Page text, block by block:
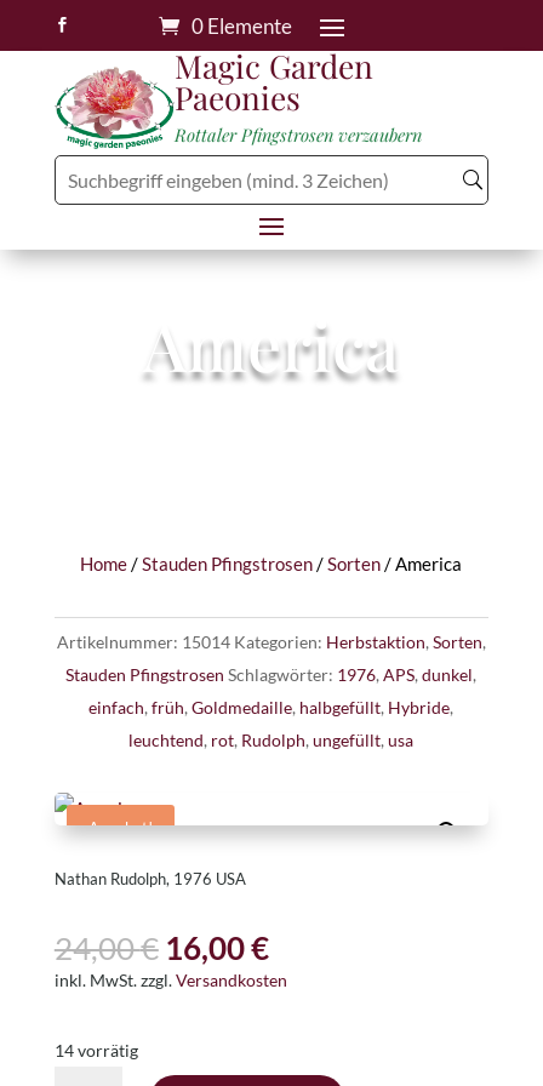
 0 Elemente
Magic Garden
Paeonies
Rottaler Pfingstrosen verzaubern
America
Home/Stauden Pfingstrosen/Sorten/ America
Artikelnummer: 15014 Kategorien: Herbstaktion, Sorten,
Stauden Pfingstrosen Schlagwörter: 1976,APS,dunkel,
einfach,früh,Goldmedaille, halbgefüllt, Hybride,
leuchtend, rot, Rudolph,ungefüllt,usa
Angebot!
Nathan Rudolph, 1976 USA
24,00€ Ursprünglicher
Preis
16,00€Aktueller
Preis
inkl. MwSt. zzgl.Versandkosten
14 vorrätig